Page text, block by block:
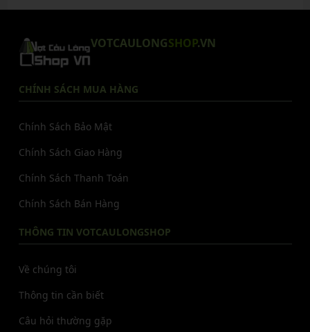
VOTCAULONGSHOP.VN
CHÍNH SÁCH MUA HÀNG
Chính Sách Bảo Mật
Chính Sách Giao Hàng
Chính Sách Thanh Toán
Chính Sách Bán Hàng
THÔNG TIN VOTCAULONGSHOP
Về chúng tôi
Thông tin cần biết
Câu hỏi thường gặp